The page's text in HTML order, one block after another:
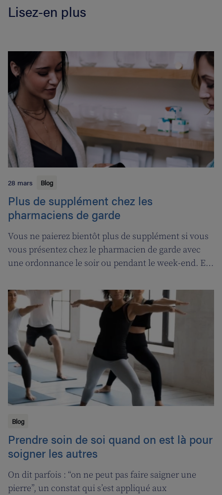
Lisez-en plus
28 mars Blog
Plus de supplément chez les
pharmaciens de garde
Vous ne paierez bientôt plus de supplément si vous
vous présentez chez le pharmacien de garde avec
une ordonnance le soir ou pendant le week-end. En
sera introduite pour les pharmaciens de garde.
Blog
Prendre soin de soi quand on est là pour
soigner les autres
On dit parfois : “on ne peut pas faire saigner une
pierre”, un constat qui s’est appliqué aux